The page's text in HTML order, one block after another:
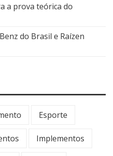
a prova teórica do
do Brasil e Raízen
Esporte
Implementos